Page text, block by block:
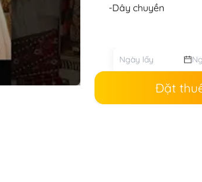
-Dây chuyền
Đặt